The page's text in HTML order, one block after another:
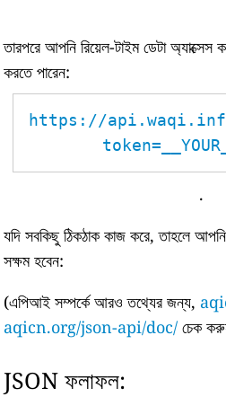
তারপরে আপনি রিয়েল-টাইম ডেটা
করতে পারেন:
https://
.
যদি সবকিছু ঠিকঠাক কাজ করে, তাহলে
সক্ষম হবেন:
(এপিআই সম্পর্কে আরও তথ্যের জন্য,
aqicn.org/json-api/doc/ চেক
JSON ফলাফল: